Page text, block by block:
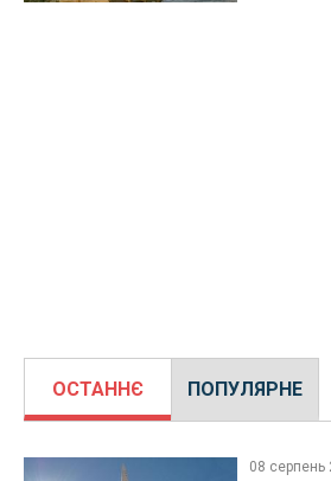
ОСТАННЄ ПОПУЛЯРНЕ
08 серпень